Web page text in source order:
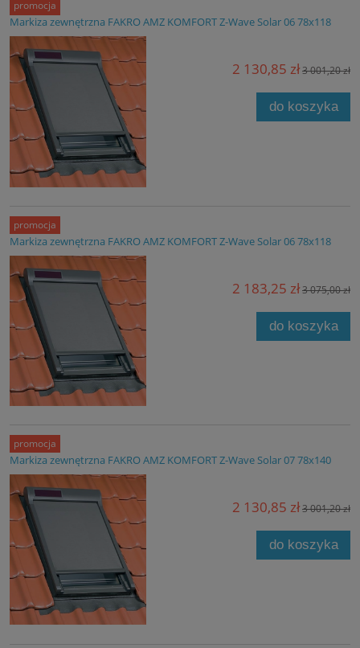
Markiza zewnętrzna FAKRO AMZ KOMFORT Z-Wave Solar 06 78x118
2 130,85 zł3 001,20 zł
do koszyka
promocja
Markiza zewnętrzna FAKRO AMZ KOMFORT Z-Wave Solar 06 78x118
2 183,25 zł3 075,00 zł
do koszyka
promocja
Markiza zewnętrzna FAKRO AMZ KOMFORT Z-Wave Solar 07 78x140
2 130,85 zł3 001,20 zł
do koszyka
promocja